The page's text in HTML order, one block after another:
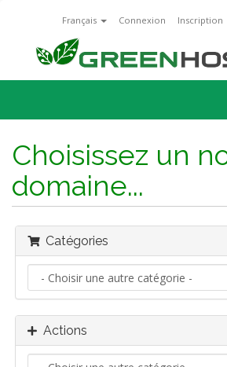
Français Connexion Inscription
Choisissez un
domaine...
Catégories
Actions